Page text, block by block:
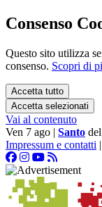
Consenso
Questo sito utilizza
consenso. Scopri di
Accetta tutto
Accetta selezionati
Vai al contenuto
Ven 7 ago | Santo
Impressum e contatti |